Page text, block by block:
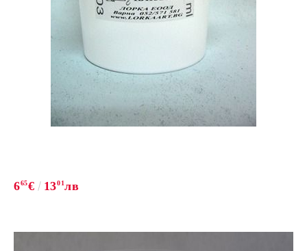
665€ 1301лв